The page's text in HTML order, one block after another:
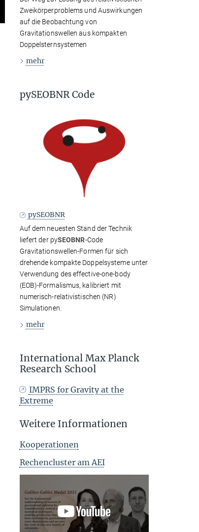
Virgo-KAGRA-Katalog
Zweikörperproblems und Auswirkungen
auf die Beobachtung von
Gravitationswellen aus kompakten
Doppelsternsystemen
mehr
pySEOBNR Code
pySEOBNR
Auf dem neuesten Stand der Technik
liefert der pySEOBNR-Code
Gravitationswellen-Formen für sich
drehende kompakte Doppelsysteme unter
Verwendung des effective-one-body
(EOB)-Formalismus, kalibriert mit
numerisch-relativistischen (NR)
Simulationen.
mehr
International Max Planck
Research School
IMPRS for Gravity at the
Extreme
Weitere Informationen
Kooperationen
Rechencluster am AEI